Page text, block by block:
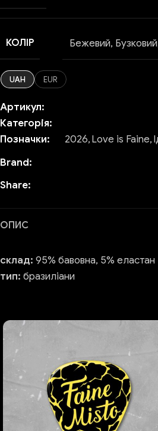
КОЛІР Бежевий, Бузковий
UAH EUR
Артикул:
Категорія:
Позначки:
2026,Love is Faine,
Brand:
Share:
ОПИС
склад: 95% бавовна, 5% еластан
тип: бразиліани